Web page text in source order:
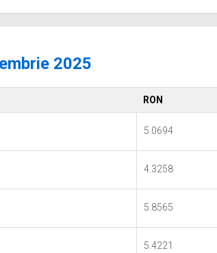
2025
RON
5.0694
4.3258
5.8565
5.4221